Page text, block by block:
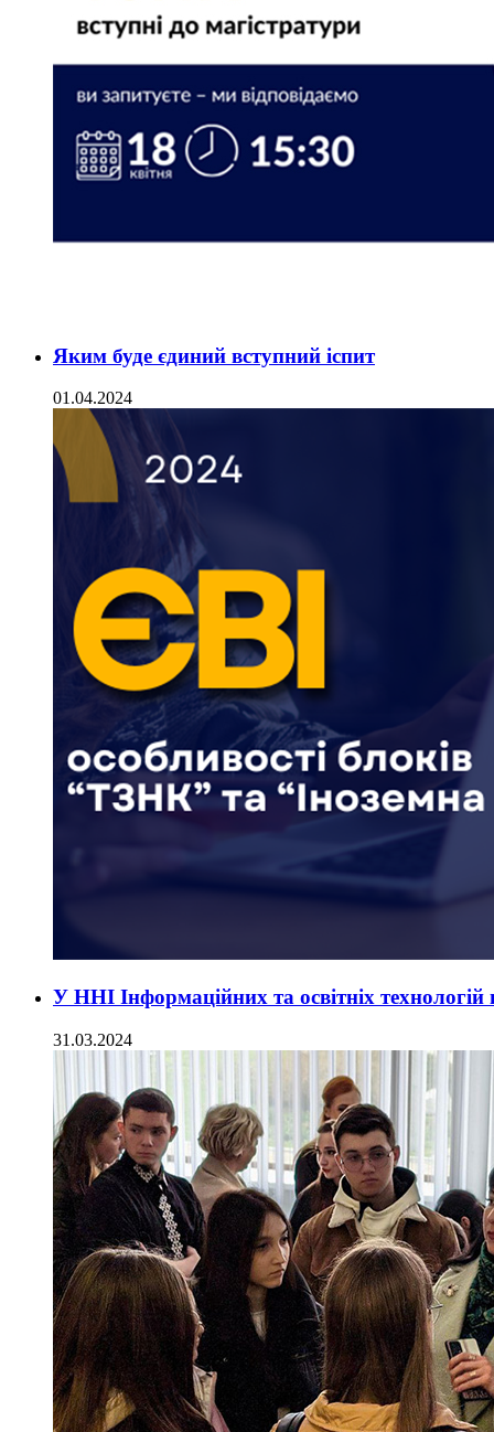
Яким буде єдиний вступний іспит
01.04.2024
У ННІ Інформаційних та освітніх технологій
31.03.2024